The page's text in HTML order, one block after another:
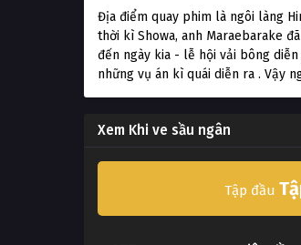
Địa điểm quay phim là ngôi làng
thời kì Showa, anh Maraebarake
đến ngày kia - lễ hội vải bông
những vụ án kì quái diễn ra . Vậy
Xem Khi ve sầu ngân
Tập đầu